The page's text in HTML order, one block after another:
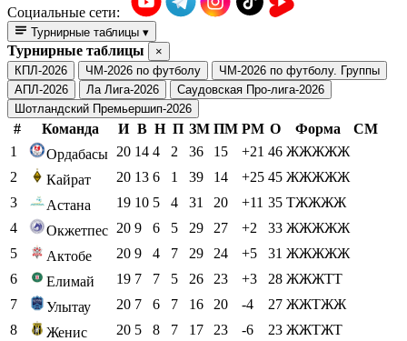
Социальные сети:
Турнирные таблицы ▾
Турнирные таблицы
×
КПЛ-2026
ЧМ-2026 по футболу
ЧМ-2026 по футболу. Группы
АПЛ-2026
Ла Лига-2026
Саудовская Про-лига-2026
Шотландский Премьершип-2026
# Команда И В Н П ЗМ ПМ РМ О Форма
СМ
1
Ордабасы 20 14 4 2 36 15 +21 46 ЖЖЖЖЖ
2
Кайрат 20 13 6 1 39 14 +25 45 ЖЖЖЖЖ
3
Астана 19 10 5 4 31 20 +11 35 ТЖЖЖЖ
4
Окжетпес 20 9 6 5 29 27 +2 33 ЖЖЖЖЖ
5
Актобе 20 9 4 7 29 24 +5 31 ЖЖЖЖЖ
6
Елимай 19 7 7 5 26 23 +3 28 ЖЖЖТТ
7
Улытау 20 7 6 7 16 20 -4 27 ЖЖТЖЖ
8
Женис 20 5 8 7 17 23 -6 23 ЖЖТЖТ